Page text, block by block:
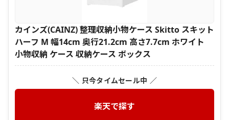
カインズ(CAINZ) 整理収納小物ケース Skitto スキット
ハーフ M 幅14cm 奥行21.2cm 高さ7.7cm ホワイト
小物収納 ケース 収納ケース ボックス
＼ 只今タイムセール中 ／
楽天で探す